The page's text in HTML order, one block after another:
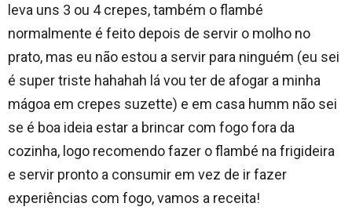
leva uns 3 ou 4 crepes, também o flambé
normalmente é feito depois de servir o molho no
prato, mas eu não estou a servir para ninguém (eu sei
é super triste hahahah lá vou ter de afogar a minha
mágoa em crepes suzette) e em casa humm não sei
se é boa ideia estar a brincar com fogo fora da
cozinha, logo recomendo fazer o flambé na frigideira
e servir pronto a consumir em vez de ir fazer
experiências com fogo, vamos a receita!